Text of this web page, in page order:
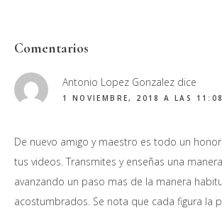
Interacciones
con
los
Comentarios
Antonio Lopez Gonzalez dice
1 NOVIEMBRE, 2018 A LAS
De nuevo amigo y maestro es todo un
tus videos. Transmites y enseñas una
avanzando un paso mas de la manera
acostumbrados. Se nota que cada figura la